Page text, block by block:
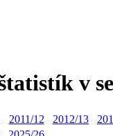
v
2011/12 2012/13